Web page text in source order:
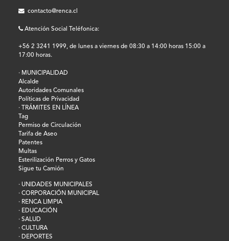
contacto@renca.cl
Atención Social Teléfonica:
+56 2 3241 1999, de lunes a viernes de 08:30 a 14:00 horas 15:00 a
17:00 horas.
· MUNICIPALIDAD
Alcalde
Autoridades Comunales
Políticas de Privacidad
· TRÁMITES EN LÍNEA
Tag
Permiso de Circulación
Tarifa de Aseo
Patentes
Multas
Esterilización Perros y Gatos
Sigue tu Camión
· UNIDADES MUNICIPALES
· CORPORACIÓN MUNICIPAL
· RENCA LIMPIA
· EDUCACIÓN
· SALUD
· CULTURA
· DEPORTES